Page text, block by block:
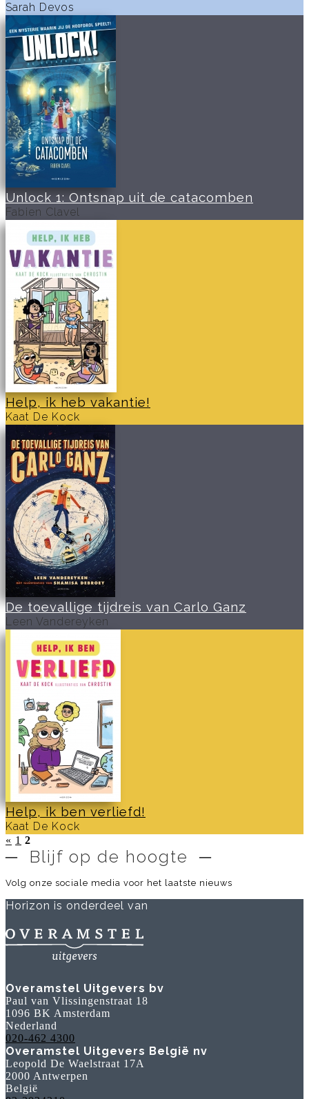
Sarah Devos
Unlock 1: Ontsnap uit de catacomben
Fabien Clavel
Help, ik heb vakantie!
Kaat De Kock
De toevallige tijdreis van Carlo Ganz
Leen Vandereyken
Help, ik ben verliefd!
Kaat De Kock
« 1 2
─ Blijf op de hoogte ─
Volg onze sociale media voor het laatste nieuws
Horizon is onderdeel van
Overamstel Uitgevers bv
Paul van Vlissingenstraat 18
1096 BK Amsterdam
Nederland
020-462 4300
Overamstel Uitgevers België nv
Leopold De Waelstraat 17A
2000 Antwerpen
België